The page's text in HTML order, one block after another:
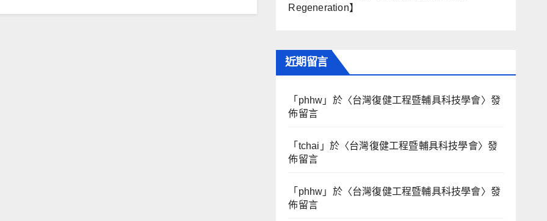
Regeneration】
近期留言
「 phhw 」於〈台灣復健工程暨輔具科技學會〉發
佈留言
「 tchai 」於〈台灣復健工程暨輔具科技學會〉發
佈留言
「 phhw 」於〈台灣復健工程暨輔具科技學會〉發
佈留言